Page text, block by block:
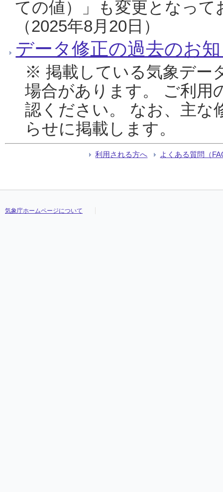
ての値）」も変更となっ
（2025年8月20日）
データ修正の過去のお
※ 掲載している気象デー
場合があります。 ご利用
認ください。 なお、主な
らせに掲載します。
利用される方へ よくある質問（
気象庁ホームページについて